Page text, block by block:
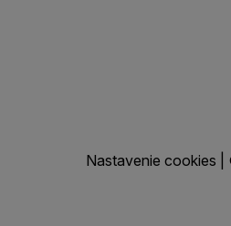
Nastavenie cookies